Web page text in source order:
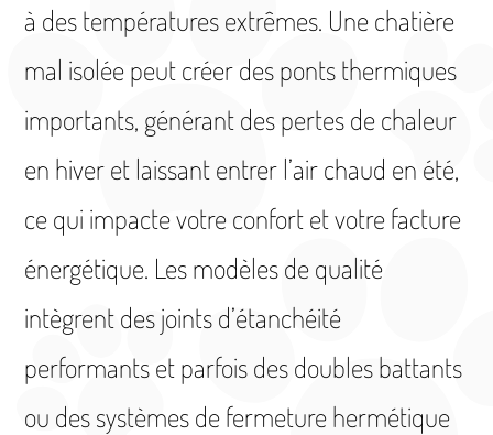
à des températures extrêmes. Une chatière
mal isolée peut créer des ponts thermiques
importants, générant des pertes de chaleur
en hiver et laissant entrer l’air chaud en été,
ce qui impacte votre confort et votre facture
énergétique. Les modèles de qualité
intègrent des joints d’étanchéité
performants et parfois des doubles battants
ou des systèmes de fermeture hermétique